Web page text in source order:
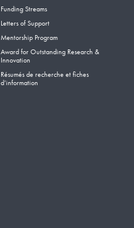
Funding Streams
Letters of Support
Mentorship Program
Award for Outstanding Research &
Innovation
Résumés de recherche et fiches
d’information